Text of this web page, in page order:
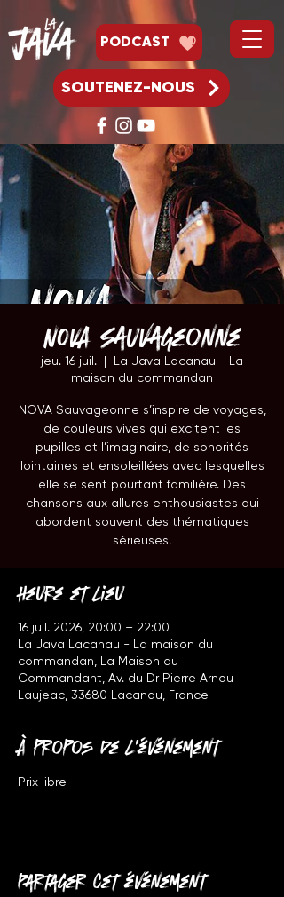
PODCAST
SOUTENEZ-NOUS
NOVA Sauvageonne
jeu. 16 juil.
La Java Lacanau - La
maison du commandan
NOVA Sauvageonne s’inspire de voyages,
de couleurs vives qui excitent les
pupilles et l’imaginaire, de sonorités
lointaines et ensoleillées avec lesquelles
elle se sent pourtant familière. Des
chansons aux allures enthousiastes qui
abordent souvent des thématiques
sérieuses.
Heure et lieu
16 juil. 2026, 20:00 – 22:00
La Java Lacanau - La maison du
commandan, La Maison du
Commandant, Av. du Dr Pierre Arnou
Laujeac, 33680 Lacanau, France
À propos de l'événement
Prix libre
Partager cet événement